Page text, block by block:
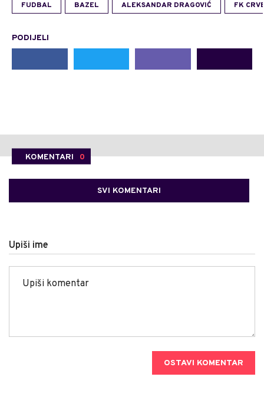
FUDBAL BAZEL ALEKSANDAR DRAGOVIĆ FK
PODIJELI
KOMENTARI 0
SVI KOMENTARI
Upiši ime
OSTAVI KOMENTAR